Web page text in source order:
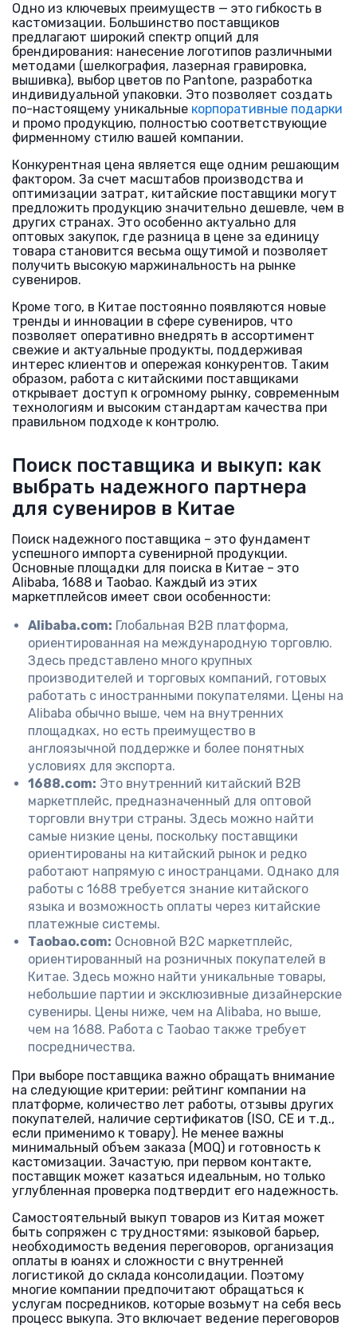
Одно из ключевых преимуществ — это гибкость в
кастомизации. Большинство поставщиков
предлагают широкий спектр опций для
брендирования: нанесение логотипов различными
методами (шелкография, лазерная гравировка,
вышивка), выбор цветов по Pantone, разработка
индивидуальной упаковки. Это позволяет создать
по-настоящему уникальные корпоративные подарки
и промо продукцию, полностью соответствующие
фирменному стилю вашей компании.
Конкурентная цена является еще одним решающим
фактором. За счет масштабов производства и
оптимизации затрат, китайские поставщики могут
предложить продукцию значительно дешевле, чем в
других странах. Это особенно актуально для
оптовых закупок, где разница в цене за единицу
товара становится весьма ощутимой и позволяет
получить высокую маржинальность на рынке
сувениров.
Кроме того, в Китае постоянно появляются новые
тренды и инновации в сфере сувениров, что
позволяет оперативно внедрять в ассортимент
свежие и актуальные продукты, поддерживая
интерес клиентов и опережая конкурентов. Таким
образом, работа с китайскими поставщиками
открывает доступ к огромному рынку, современным
технологиям и высоким стандартам качества при
правильном подходе к контролю.
Поиск поставщика и выкуп: как
выбрать надежного партнера
для сувениров в Китае
Поиск надежного поставщика – это фундамент
успешного импорта сувенирной продукции.
Основные площадки для поиска в Китае – это
Alibaba, 1688 и Taobao. Каждый из этих
маркетплейсов имеет свои особенности:
Alibaba.com: Глобальная B2B платформа,
ориентированная на международную торговлю.
Здесь представлено много крупных
производителей и торговых компаний, готовых
работать с иностранными покупателями. Цены на
Alibaba обычно выше, чем на внутренних
площадках, но есть преимущество в
англоязычной поддержке и более понятных
условиях для экспорта.
1688.com: Это внутренний китайский B2B
маркетплейс, предназначенный для оптовой
торговли внутри страны. Здесь можно найти
самые низкие цены, поскольку поставщики
ориентированы на китайский рынок и редко
работают напрямую с иностранцами. Однако для
работы с 1688 требуется знание китайского
языка и возможность оплаты через китайские
платежные системы.
Taobao.com: Основной B2C маркетплейс,
ориентированный на розничных покупателей в
Китае. Здесь можно найти уникальные товары,
небольшие партии и эксклюзивные дизайнерские
сувениры. Цены ниже, чем на Alibaba, но выше,
чем на 1688. Работа с Taobao также требует
посредничества.
При выборе поставщика важно обращать внимание
на следующие критерии: рейтинг компании на
платформе, количество лет работы, отзывы других
покупателей, наличие сертификатов (ISO, CE и т.д.,
если применимо к товару). Не менее важны
минимальный объем заказа (MOQ) и готовность к
кастомизации. Зачастую, при первом контакте,
поставщик может казаться идеальным, но только
углубленная проверка подтвердит его надежность.
Самостоятельный выкуп товаров из Китая может
быть сопряжен с трудностями: языковой барьер,
необходимость ведения переговоров, организация
оплаты в юанях и сложности с внутренней
логистикой до склада консолидации. Поэтому
многие компании предпочитают обращаться к
услугам посредников, которые возьмут на себя весь
процесс выкупа. Это включает ведение переговоров